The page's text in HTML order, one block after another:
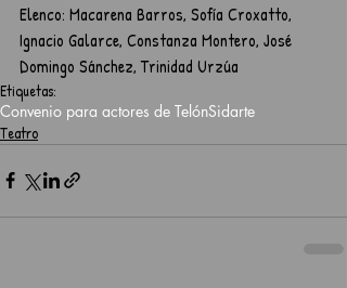
Elenco: Macarena Barros, Sofía Croxatto,
Ignacio Galarce, Constanza Montero, José
Domingo Sánchez, Trinidad Urzúa
Etiquetas:
Convenio para actores de TelónSidarte
Teatro